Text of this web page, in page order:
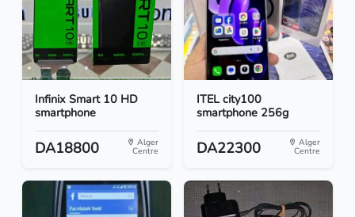
Infinix Smart 10 HD
smartphone
DA18800 Alger
Centre
ITEL city100
smartphone 256g
DA22300 Alger
Centre